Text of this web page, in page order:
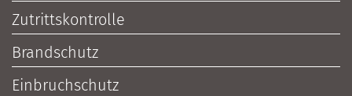
Zutrittskontrolle
Brandschutz
Einbruchschutz